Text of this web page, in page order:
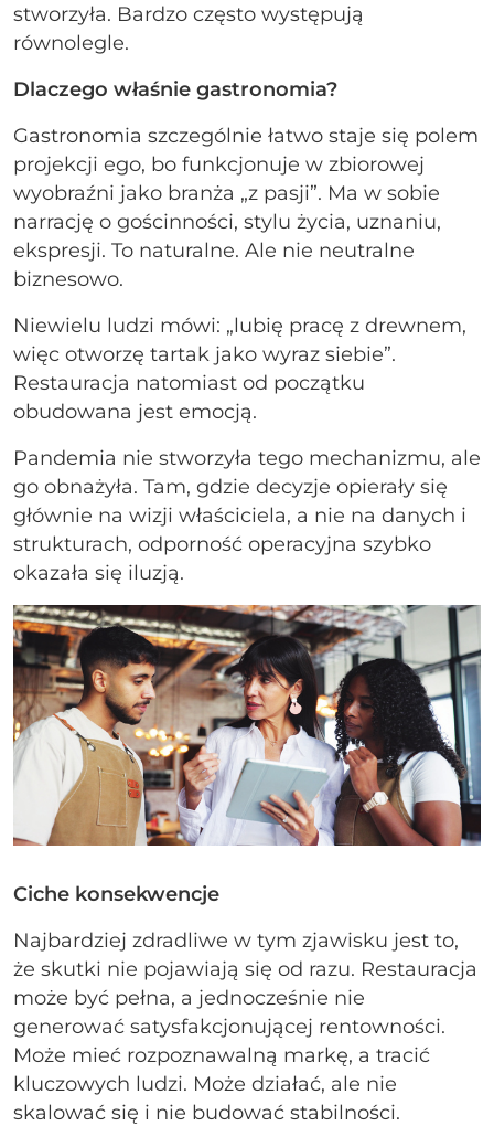
stworzyła. Bardzo często występują
równolegle.
Dlaczego właśnie gastronomia?
Gastronomia szczególnie łatwo staje się polem
projekcji ego, bo funkcjonuje w zbiorowej
wyobraźni jako branża „z pasji”. Ma w sobie
narrację o gościnności, stylu życia, uznaniu,
ekspresji. To naturalne. Ale nie neutralne
biznesowo.
Niewielu ludzi mówi: „lubię pracę z drewnem,
więc otworzę tartak jako wyraz siebie”.
Restauracja natomiast od początku
obudowana jest emocją.
Pandemia nie stworzyła tego mechanizmu, ale
go obnażyła. Tam, gdzie decyzje opierały się
głównie na wizji właściciela, a nie na danych i
strukturach, odporność operacyjna szybko
okazała się iluzją.
Ciche konsekwencje
Najbardziej zdradliwe w tym zjawisku jest to,
że skutki nie pojawiają się od razu. Restauracja
może być pełna, a jednocześnie nie
generować satysfakcjonującej rentowności.
Może mieć rozpoznawalną markę, a tracić
kluczowych ludzi. Może działać, ale nie
skalować się i nie budować stabilności.